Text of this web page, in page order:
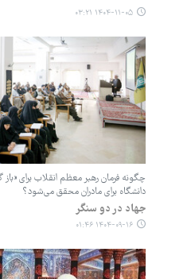
۱۴۰۴-۱۱-۰۵ ۰۳:۲۱
چگونه فرمان رهبر معظم انقلاب برای
دانشگاه برای مادران محقق می‌شود؟
جهاد در دو سنگر
۱۴۰۴-۰۹-۱۶ ۰۱:۴۶